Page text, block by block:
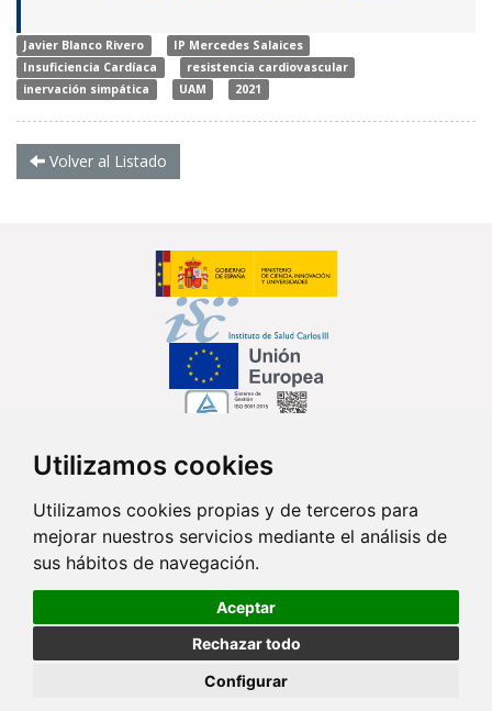
Utilizamos cookies
Utilizamos cookies propias y de terceros para
mejorar nuestros servicios mediante el análisis de
sus hábitos de navegación.
Aceptar
Rechazar todo
Configurar
Javier Blanco Rivero
IP Mercedes Salaices
Insuficiencia Cardíaca
resistencia cardiovascular
inervación simpática
UAM 2021
Volver al Listado
Síguenos en...
Contacto
Av. Monforte de Lemos, 3-5. Pabellón 11. Planta 0 28029 Madrid
info@ciberisciii.es
Política de Privacidad
| Portal de Transparencia